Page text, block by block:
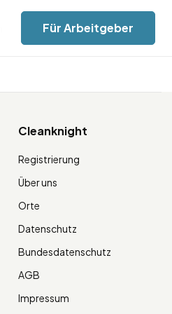
Für Arbeitgeber
Cleanknight
Registrierung
Über uns
Orte
Datenschutz
Bundesdatenschutz
AGB
Impressum